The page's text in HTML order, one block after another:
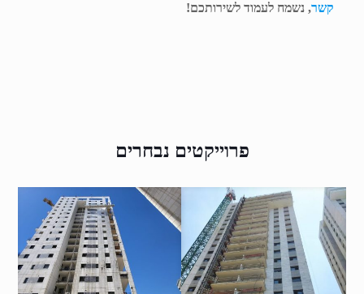
קשר, נשמח לעמוד לשירותכם!
פרוייקטים נבחרים